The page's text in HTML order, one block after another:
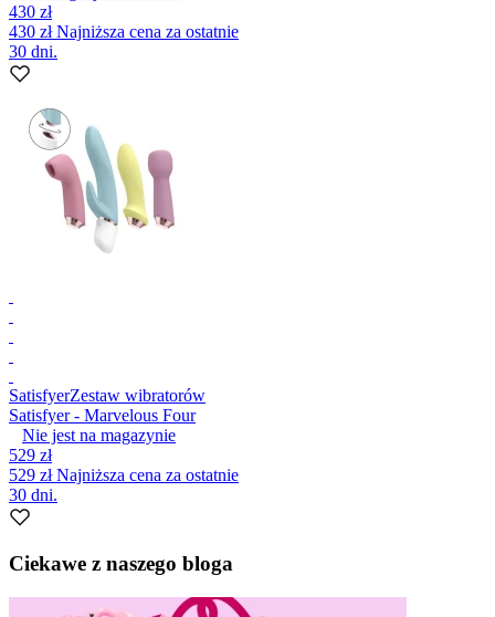
430 zł
430 złNajniższa cena za ostatnie
30 dni.
SatisfyerZestaw wibratorów
Satisfyer - Marvelous Four
Nie jest na magazynie
529 zł
529 złNajniższa cena za ostatnie
30 dni.
Ciekawe z naszego bloga